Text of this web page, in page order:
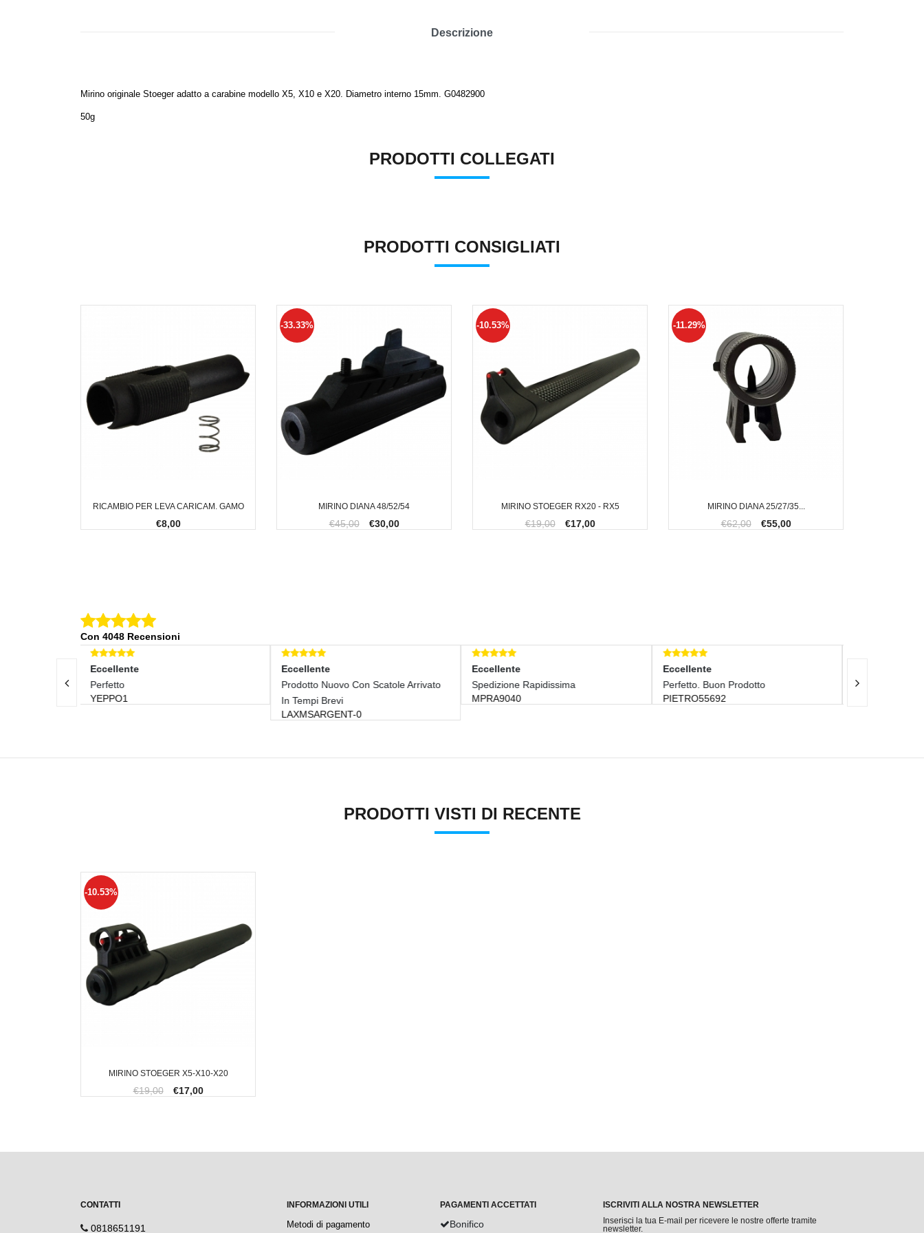
Descrizione
Mirino originale Stoeger adatto a carabine modello X5, X10 e X20. Diametro interno 15mm. G0482900
50g
PRODOTTI COLLEGATI
PRODOTTI CONSIGLIATI
RICAMBIO PER LEVA CARICAM. GAMO
€8,00
MIRINO DIANA 48/52/54
-33.33%
€45,00 €30,00
MIRINO STOEGER RX20 - RX5
-10.53%
€19,00 €17,00
MIRINO DIANA 25/27/35...
-11.29%
€62,00 €55,00
Con 4048 Recensioni
Eccellente
Prodotto Nuovo Con Scatole Arrivato
In Tempi Brevi
Eccellente
Spedizione Rapidissima
MPRA9040
Eccellente
Perfetto. Buon Prodotto
PIETRO55692
Eccellente
+++buono
LORENZDURASTANT-0
PRODOTTI VISTI DI RECENTE
MIRINO STOEGER X5-X10-X20
-10.53%
€19,00 €17,00
CONTATTI
0818651191
INFORMAZIONI UTILI
Metodi di pagamento
PAGAMENTI ACCETTATI
Bonifico
ISCRIVITI ALLA NOSTRA NEWSLETTER
Inserisci la tua E-mail per ricevere le nostre offerte tramite
newsletter.